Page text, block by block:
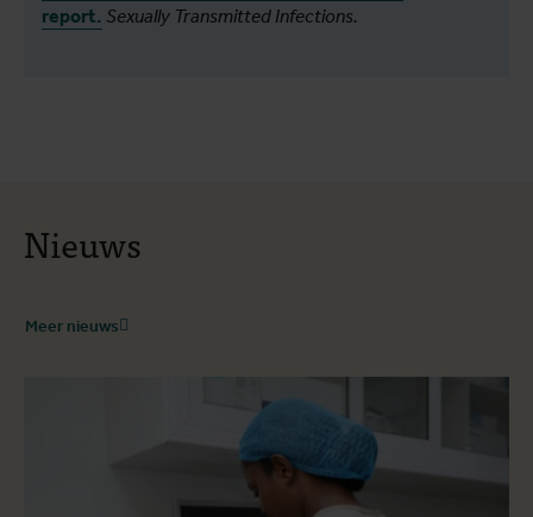
report. Sexually Transmitted Infections.
Nieuws
Meer nieuws